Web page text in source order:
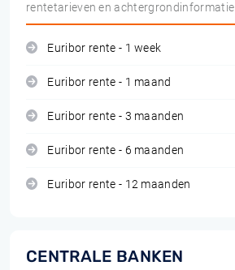
rentetarieven en achtergrondinformatie
Euribor rente - 1 week
Euribor rente - 1 maand
Euribor rente - 3 maanden
Euribor rente - 6 maanden
Euribor rente - 12 maanden
CENTRALE BANKEN